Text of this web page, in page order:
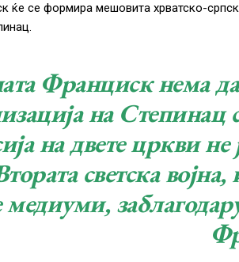
ќе се формира мешовита хрватско-
Франциск нема да
на Степинац
на двете цркви не
светска
медиуми,